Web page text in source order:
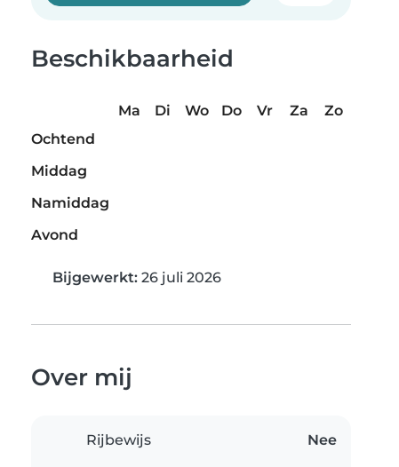
Beschikbaarheid
Ma Di Wo Do Vr Za
Zo
Ochtend
Middag
Namiddag
Avond
Bijgewerkt: 26 juli 2026
Over mij
Rijbewijs Nee